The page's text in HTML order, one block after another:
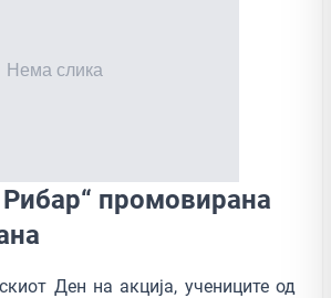
промовирана
Ден на акција, учениците од